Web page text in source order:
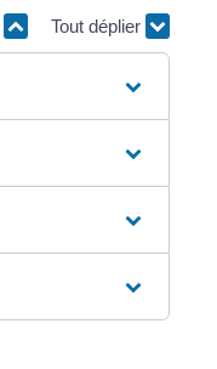
Tout déplier